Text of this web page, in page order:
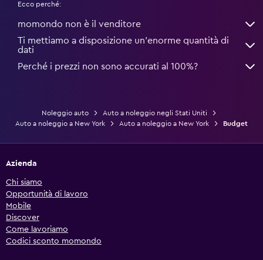
Ecco perché:
momondo non è il venditore
Ti mettiamo a disposizione un’enorme quantità di
dati
Perché i prezzi non sono accurati al 100%?
Noleggio auto
Auto a noleggio negli Stati Uniti
Auto a noleggio a New York
Auto a noleggio a New York Budget
Azienda
Chi siamo
Opportunità di lavoro
Mobile
Discover
Come lavoriamo
Codici sconto momondo